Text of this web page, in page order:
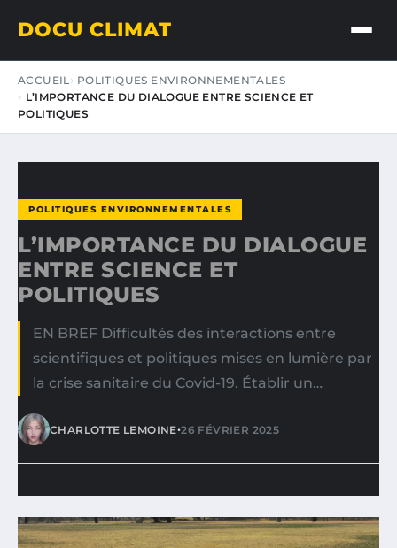
DOCU CLIMAT
ACCUEIL
POLITIQUES ENVIRONNEMENTALES
L’IMPORTANCE DU DIALOGUE ENTRE SCIENCE ET
POLITIQUES
POLITIQUES ENVIRONNEMENTALES
L’IMPORTANCE DU DIALOGUE
ENTRE SCIENCE ET
POLITIQUES
EN BREF Difficultés des interactions entre
scientifiques et politiques mises en lumière par
la crise sanitaire du Covid-19. Établir un…
CHARLOTTE LEMOINE•26 FÉVRIER 2025